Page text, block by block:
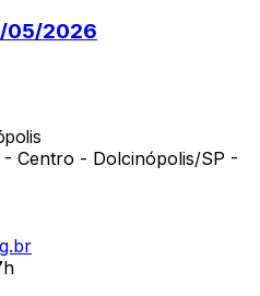
05/2026
- Centro - Dolcinópolis/SP -